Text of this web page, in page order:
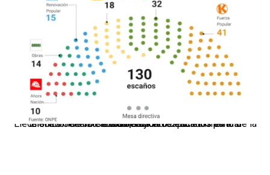
El JNE oficializó la distribución de escaños para la elección de 60 senadores y 130 diputados en las Elecciones Generales 2026, tras el restablecimiento de la Bicameralidad.